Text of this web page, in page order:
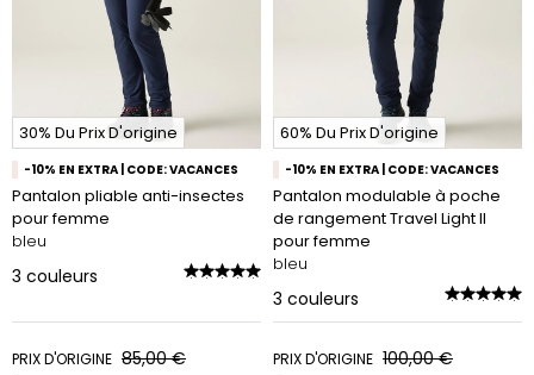
30% Du Prix D'origine
-10% EN EXTRA | CODE: VACANCES
Pantalon pliable anti-insectes
pour femme
bleu
3 couleurs
PRIX D'ORIGINE 85,00 €
60% Du Prix D'origine
-10% EN EXTRA | CODE: VACANCES
Pantalon modulable à poche
de rangement Travel Light II
pour femme
bleu
3 couleurs
PRIX D'ORIGINE 100,00 €